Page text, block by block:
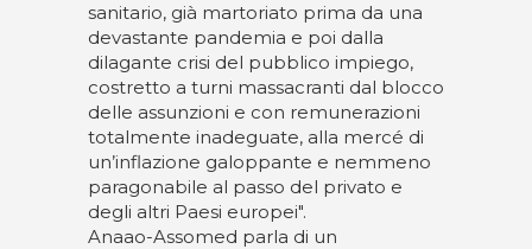
sanitario, già martoriato prima da una
devastante pandemia e poi dalla
dilagante crisi del pubblico impiego,
costretto a turni massacranti dal blocco
delle assunzioni e con remunerazioni
totalmente inadeguate, alla mercé di
un’inflazione galoppante e nemmeno
paragonabile al passo del privato e
degli altri Paesi europei".
Anaao-Assomed parla di un